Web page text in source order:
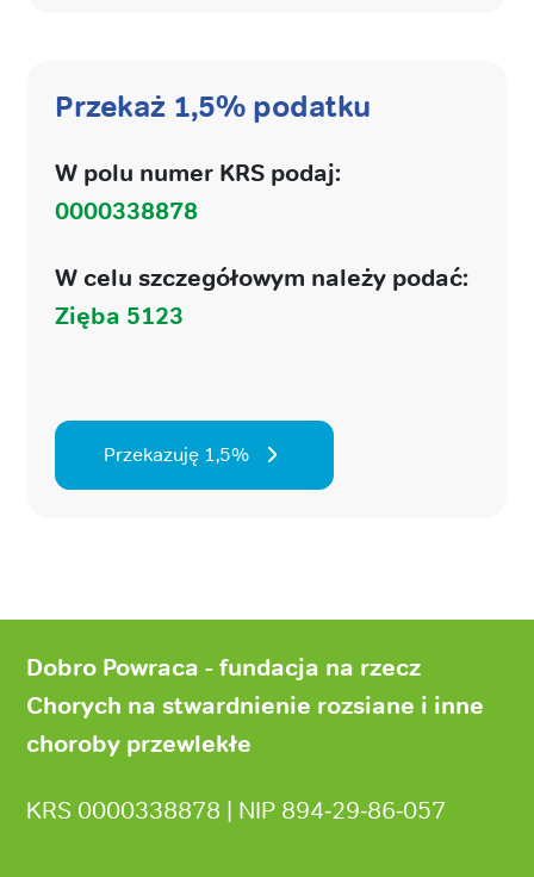
Przekaż 1,5% podatku
W polu numer KRS podaj:
0000338878
W celu szczegółowym należy podać:
Zięba 5123
Przekazuję 1,5%
stronyDobro Powraca - fundacja na rzecz
Chorych na stwardnienie rozsiane i inne
choroby przewlekłe
KRS 0000338878 | NIP 894‑29‑86‑057